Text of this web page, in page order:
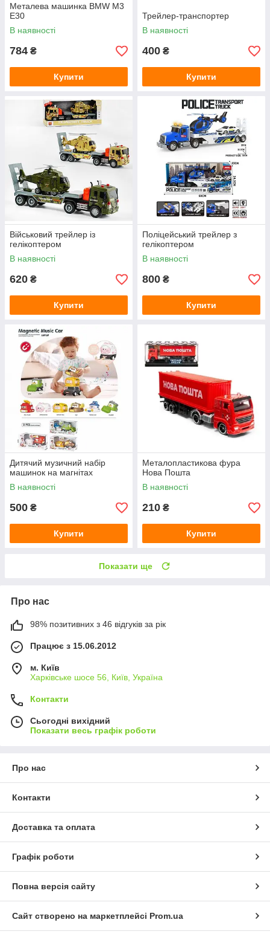
Металева машинка BMW M3
E30
В наявності
784 ₴
Купити
Трейлер-транспортер
В наявності
400 ₴
Купити
Військовий трейлер із
гелікоптером
В наявності
620 ₴
Купити
Поліцейський трейлер з
гелікоптером
В наявності
800 ₴
Купити
Дитячий музичний набір
машинок на магнітах
В наявності
500 ₴
Купити
Металопластикова фура
Нова Пошта
В наявності
210 ₴
Купити
Показати ще
Про нас
98% позитивних з 46 відгуків за рік
Працює з 15.06.2012
м. Київ
Харківське шосе 56, Київ, Україна
Контакти
Сьогодні вихідний
Показати весь графік роботи
Про нас
Контакти
Доставка та оплата
Графік роботи
Повна версія сайту
Сайт створено на маркетплейсі Prom.ua